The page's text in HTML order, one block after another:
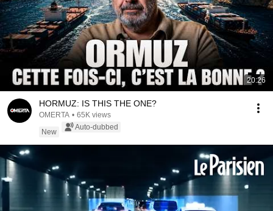
20:26
HORMUZ: IS THIS THE ONE?
OMERTA • 65K views
New
Auto-dubbed